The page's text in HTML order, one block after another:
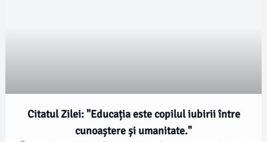
Citatul Zilei: "Educația este copilul iubirii între
cunoaștere și umanitate."